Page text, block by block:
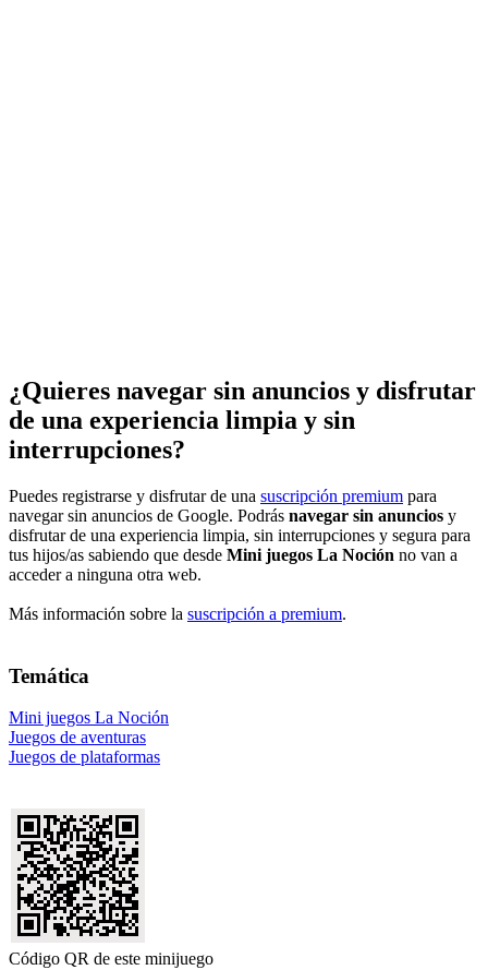
¿Quieres navegar sin anuncios y disfrutar
de una experiencia limpia y sin
interrupciones?
Puedes registrarse y disfrutar de una suscripción premium para
navegar sin anuncios de Google. Podrás navegar sin anuncios y
disfrutar de una experiencia limpia, sin interrupciones y segura para
tus hijos/as sabiendo que desde Mini juegos La Noción no van a
acceder a ninguna otra web.
Más información sobre la suscripción a premium.
Temática
Mini juegos La Noción
Juegos de aventuras
Juegos de plataformas
Código QR de este minijuego